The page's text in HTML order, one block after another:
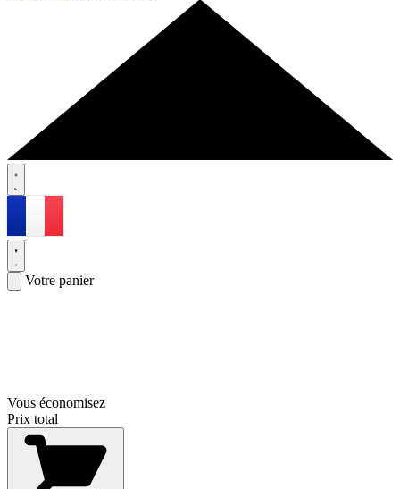
Votre panier
Vous économisez
Prix total